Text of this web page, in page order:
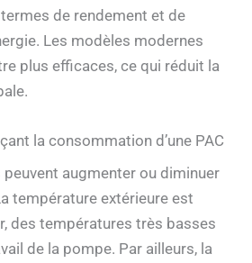
de rendement et de
Les modèles modernes
plus efficaces, ce qui réduit la
la consommation d’une PAC
augmenter ou diminuer
température extérieure est
des températures très basses
de la pompe. Par ailleurs, la